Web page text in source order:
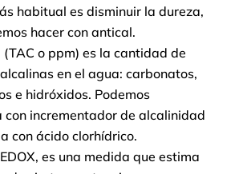
habitual es disminuir la dureza,
hacer con antical.
o ppm) es la cantidad de
en el agua: carbonatos,
e hidróxidos. Podemos
con incrementador de alcalinidad
con ácido clorhídrico.
es una medida que estima